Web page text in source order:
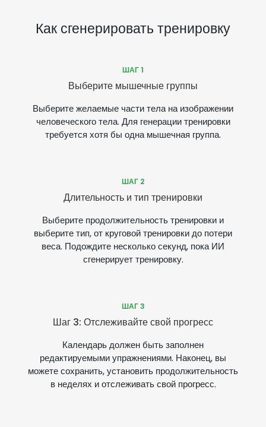
Как сгенерировать тренировку
ШАГ 1
Выберите мышечные группы
Выберите желаемые части тела на изображении
человеческого тела. Для генерации тренировки
требуется хотя бы одна мышечная группа.
ШАГ 2
Длительность и тип тренировки
Выберите продолжительность тренировки и
выберите тип, от круговой тренировки до потери
веса. Подождите несколько секунд, пока ИИ
сгенерирует тренировку.
ШАГ 3
Шаг 3: Отслеживайте свой прогресс
Календарь должен быть заполнен
редактируемыми упражнениями. Наконец, вы
можете сохранить, установить продолжительность
в неделях и отслеживать свой прогресс.